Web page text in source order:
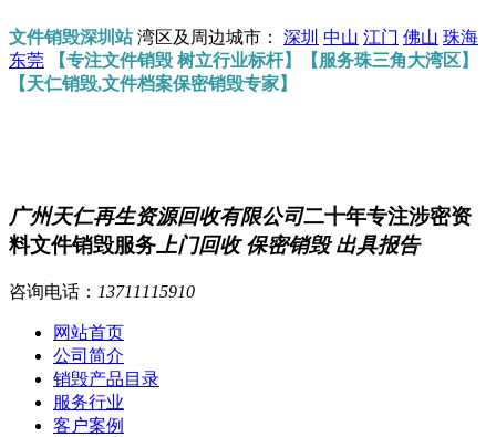
文件销毁深圳站湾区及周边城市： 深圳 中山 江门 佛山 珠海
东莞
【专注文件销毁 树立行业标杆】【服务珠三角大湾区】
【天仁销毁,文件档案保密销毁专家】
广州天仁再生资源回收有限公司二十年专注涉密资
料文件销毁服务 上门回收 保密销毁 出具报告
咨询电话： 13711115910
网站首页
公司简介
销毁产品目录
服务行业
客户案例